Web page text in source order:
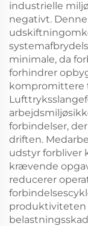
industrielle
negativt.
minimale, da
forhindrer
kompromittere
forbindelser,
driften.
udstyr forbliver
krævende
reducerer
produktiviteten